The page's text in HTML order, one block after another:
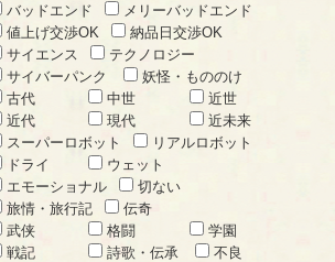
バッドエンド
メリーバッドエンド
値上げ交渉OK
納品日交渉OK
サイエンス
テクノロジー
サイバーパンク
妖怪・もののけ
古代
中世
近世
近代
現代
近未来
スーパーロボット
リアルロボット
ドライ
ウェット
エモーショナル
切ない
旅情・旅行記
伝奇
武侠
格闘
学園
戦記
詩歌・伝承
不良